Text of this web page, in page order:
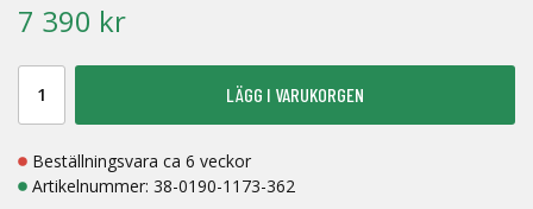
7 390 kr
LÄGG I VARUKORGEN
Beställningsvara ca 6 veckor
Artikelnummer: 38-0190-1173-362